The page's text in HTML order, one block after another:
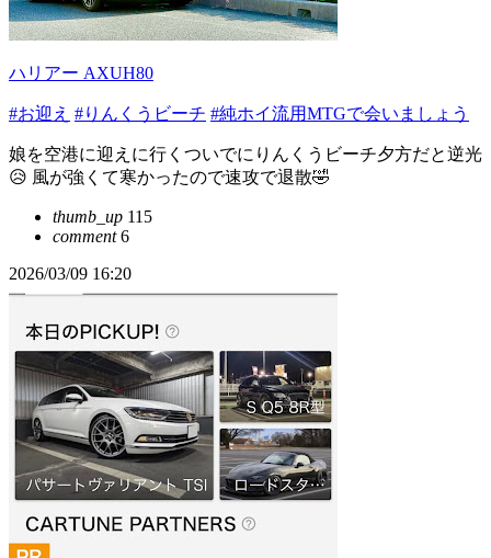
ハリアー AXUH80
#お迎え #りんくうビーチ #純ホイ流用MTGで会いましょう
娘を空港に迎えに行くついでにりんくうビーチ夕方だと逆光
😥 風が強くて寒かったので速攻で退散🤣
thumb_up 115
comment6
2026/03/09 16:20